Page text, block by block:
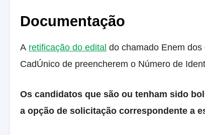
Documentação
A retificação do edital do chamado Enem
CadÚnico de preencherem o Número de
​Os candidatos que são ou tenham sido
a opção de solicitação correspondente a